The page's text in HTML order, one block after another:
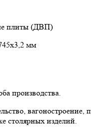
плиты (ДВП)
мм
производства.
вагоностроение,
столярных изделий.